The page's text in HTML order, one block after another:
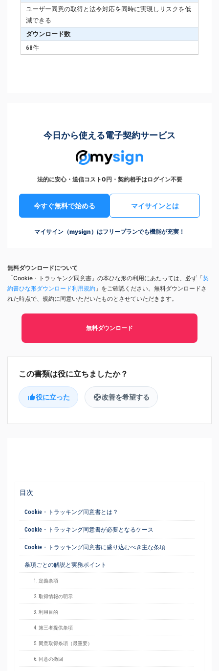
ユーザー同意の取得と法令対応を同時に実現しリスクを低
減できる
ダウンロード数
68件
今日から使える電子契約サービス
法的に安心・送信コスト0円・契約相手はログイン不要
今すぐ無料で始める マイサインとは
マイサイン（mysign）はフリープランでも機能が充実！
無料ダウンロードについて
「Cookie・トラッキング同意書」の本ひな形の利用にあたっては、必ず「契
約書ひな形ダウンロード利用規約 」をご確認ください。無料ダウンロードさ
れた時点で、規約に同意いただいたものとさせていただきます。
無料ダウンロード
役に立った 改善を希望する
目次
Cookie・トラッキング同意書とは？
Cookie・トラッキング同意書が必要となるケース
Cookie・トラッキング同意書に盛り込むべき主な条項
条項ごとの解説と実務ポイント
1. 定義条項
2. 取得情報の明示
3. 利用目的
4. 第三者提供条項
5. 同意取得条項（最重要）
6. 同意の撤回